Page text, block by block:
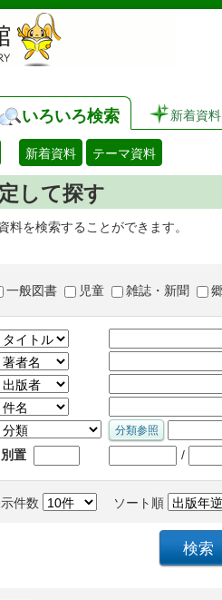
いろいろ検索 新着資料
新着資料 テーマ資料
して探す
料を検索することができます。
一般図書 児童 雑誌・新聞
別置 /
件数 ソート順